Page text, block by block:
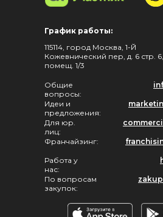
Общие
вопросы:
Идеи и
предложения:
Для юр.
лиц:
Франчайзинг:
Работа у
нас:
По вопросам
закупок:
График работы:
115114, город Москва, 1-Й
Кожевнический пер, д. 6 стр. 6,
помещ. 1/3